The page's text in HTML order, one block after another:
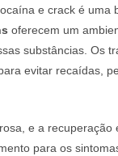
e crack é uma
oferecem um
substâncias. Os
evitar recaídas,
e a recuperação
para os